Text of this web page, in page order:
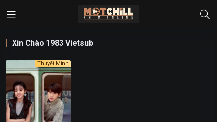
Xin Chào 1983 Vietsub
Thuyết Minh